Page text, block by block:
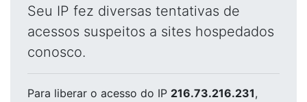
Seu IP fez diversas tentativas de
acessos suspeitos a sites hospedados
conosco.
Para liberar o acesso do IP 216.73.216.231,